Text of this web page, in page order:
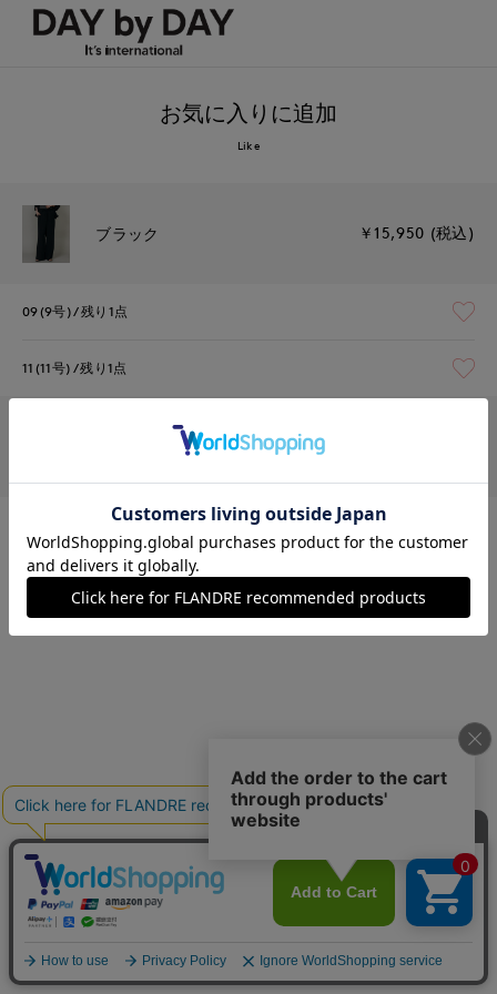
お気に入りに追加
Like
ブラック ￥15,950 (税込)
09(9号) 残り1点
11(11号) 残り1点
在庫なし
11(11号) 残りわずか